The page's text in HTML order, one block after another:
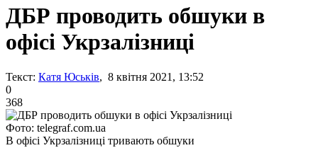
ДБР проводить обшуки в
офісі Укрзалізниці
Текст: Катя Юськів, 8 квітня 2021, 13:52
0
368
Фото: telegraf.com.ua
В офісі Укрзалізниці тривають обшуки